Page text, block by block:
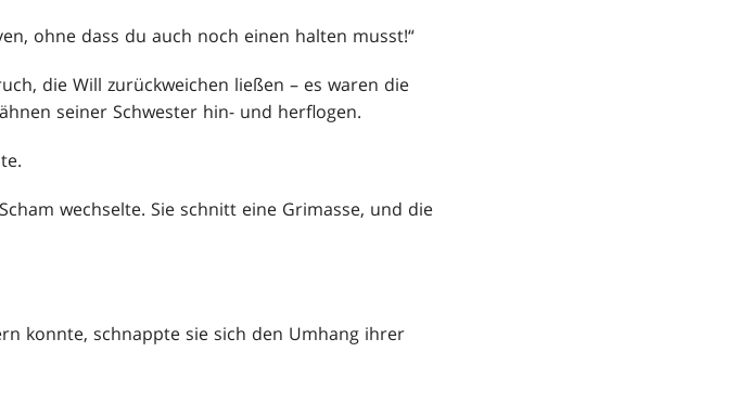
ohne dass du auch noch einen halten musst!“
die Will zurückweichen ließen – es waren die
seiner Schwester hin- und herflogen.
wechselte. Sie schnitt eine Grimasse, und die
konnte, schnappte sie sich den Umhang ihrer